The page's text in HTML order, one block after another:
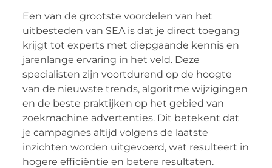
Een van de grootste voordelen van het
uitbesteden van SEA is dat je direct toegang
krijgt tot experts met diepgaande kennis en
jarenlange ervaring in het veld. Deze
specialisten zijn voortdurend op de hoogte
van de nieuwste trends, algoritme wijzigingen
en de beste praktijken op het gebied van
zoekmachine advertenties. Dit betekent dat
je campagnes altijd volgens de laatste
inzichten worden uitgevoerd, wat resulteert in
hogere efficiëntie en betere resultaten.